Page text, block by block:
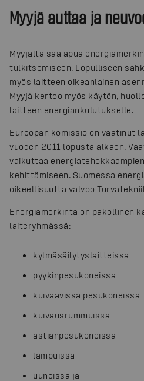
Myyjä auttaa ja
Myyjältä saa apua
tulkitsemiseen. Lopulliseen
myös laitteen oikeanlainen
Myyjä kertoo myös käytön,
laitteen energiankulutukselle.
Euroopan komissio on vaatinut
vuoden 2011 lopusta alkaen.
vaikuttaa
kehittämiseen. Suomessa
oikeellisuutta valvoo
Energiamerkintä on pakollinen
laiteryhmässä:
kylmäsäilytyslaitteissa
pyykinpesukoneissa
kuivaavissa pesukoneissa
kuivausrummuissa
astianpesukoneissa
lampuissa
uuneissa ja